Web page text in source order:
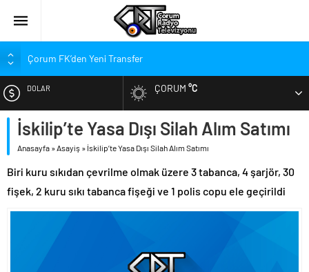
Çorum FK’den Yeni Transfer
Çorum’da Ailelere Ücretsiz Danışmanlık Desteği
Hastanede Nurcan Baykam’a Veda
Arca Çorum FK’nin Kasımpaşa ve Beşiktaş Maçı Tarihleri Belli
Oldu
Arca Çorum FK’nin Hazırlık Maçı Karnesi
Kupa Takvimi Belli Oldu: Arca Çorum FK Kupaya Ne Zaman Dahil
Olacak?
Dünya Şampiyonu Çorum’da Coşkuyla Karşılandı
1. Lig’de Yeni Sezon Bugün Açılıyor
DOLAR
EURO
BIST
ÇORUM°C
İskilip’te Yasa Dışı Silah Alım Satımı
Anasayfa »Asayiş » İskilip’te Yasa Dışı Silah Alım Satımı
Biri kuru sıkıdan çevrilme olmak üzere 3 tabanca, 4 şarjör, 30
fişek, 2 kuru sıkı tabanca fişeği ve 1 polis copu ele geçirildi